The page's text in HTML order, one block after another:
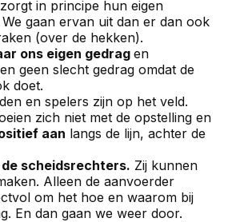
in principe hun eigen
gaan ervan uit dan er dan ook
(over de hekken).
ons eigen gedragen
geen slecht gedrag omdat de
doet.
en spelers zijn op het veld.
zich niet met de opstelling en
aan langs de lijn, achter de
scheidsrechters. Zij kunnen
Alleen de aanvoerder
om het hoe en waarom bij
En dan gaan we weer door.